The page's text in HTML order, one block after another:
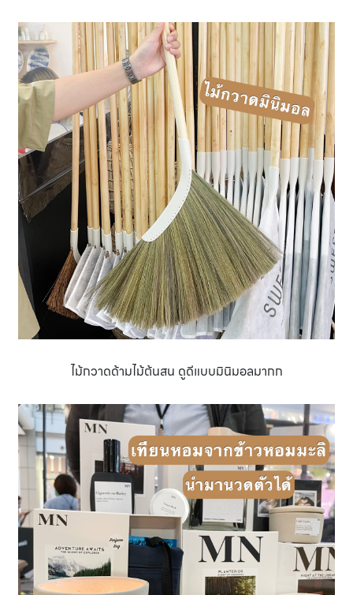
ไม้กวาดด้ามไม้ต้นสน ดูดีแบบมินิมอลมากก